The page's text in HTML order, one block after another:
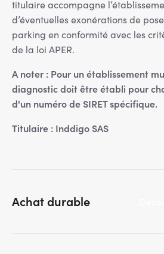
titulaire accompagne
d’éventuelles exonérations de
parking en conformité avec les
de la loi APER.
A noter : Pour un établissement
diagnostic doit être établi pour
d'un numéro de SIRET spécifique.
Titulaire : Inddigo SAS
Achat durable